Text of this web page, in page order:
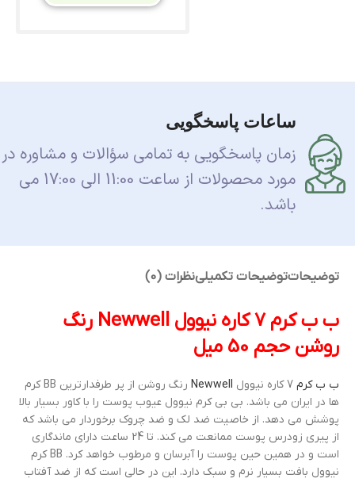
ساعات پاسخگویی
زمان پاسخگویی به تمامی سؤالات و مشاوره در
مورد محصولات از ساعت 11:00 الی 17:00 می
باشد.
توضیحاتتوضیحات تکمیلینظرات (0)
ب ب کرم 7 کاره نیوول Newwell رنگ
روشن حجم 50 میل
ب ب کرم Newwell
رنگ روشن از پر طرفدارترین BB کرم
ها در ایران می باشد. بی بی کرم نیوول عیوب پوست را با کاور بسیار بالا
پوشش می دهد. از خاصیت ضد لک و ضد چروک برخوردار می باشد که
از پیری زودرس پوست ممانعت می کند. تا 24 ساعت دارای ماندگاری
است و در همین حین پوست را آبرسان و مرطوب خواهد کرد. BB کرم
نیوول بافت بسیار نرم و سبک دارد. این در حالی است که از ضد آفتاب